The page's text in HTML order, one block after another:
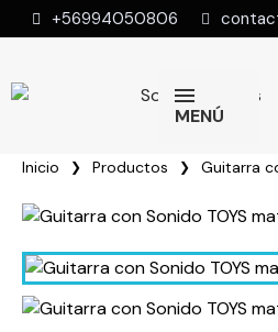
+56994050806
MENÚ
Inicio Productos Guitarra